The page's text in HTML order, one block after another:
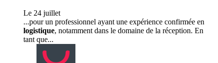
Le 24 juillet
...pour un professionnel ayant une expérience confirmée en
logistique, notamment dans le domaine de la réception. En
tant que...